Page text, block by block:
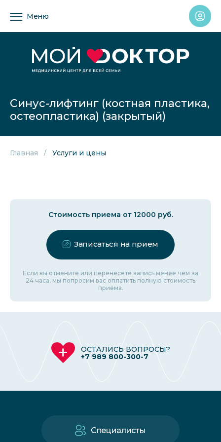
Меню
Синус-лифтинг (костная пластика,
остеопластика) (закрытый)
Главная Услуги и цены
Стоимость приема от 12000 руб.
Записаться на прием
Если вы отмените или перенесете запись менее чем за
24 часа, мы попросим вас оплатить полную стоимость
приёма.
ОСТАЛИСЬ ВОПРОСЫ?
+7 989 800-300-7
Специалисты